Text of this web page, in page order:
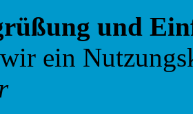
und
ein